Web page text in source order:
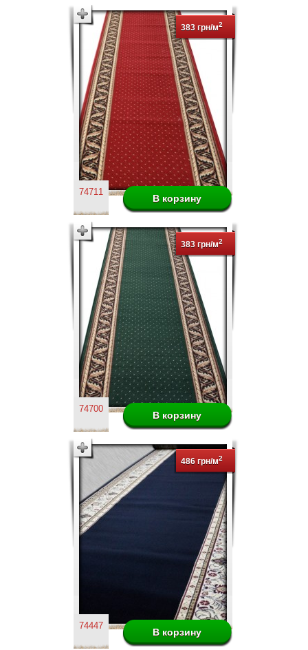
383 грн/м2
74711
383 грн/м2
74700
486 грн/м2
74447